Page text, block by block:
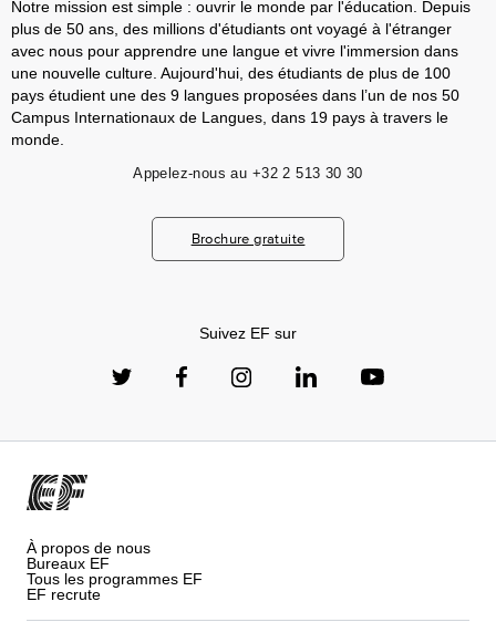
Notre mission est simple : ouvrir le monde par l'éducation. Depuis
plus de 50 ans, des millions d'étudiants ont voyagé à l'étranger
avec nous pour apprendre une langue et vivre l'immersion dans
une nouvelle culture. Aujourd'hui, des étudiants de plus de 100
pays étudient une des 9 langues proposées dans l’un de nos 50
Campus Internationaux de Langues, dans 19 pays à travers le
monde.
Appelez-nous au +32 2 513 30 30
Brochure gratuite
Suivez EF sur
À propos de nous
Bureaux EF
Tous les programmes EF
EF recrute